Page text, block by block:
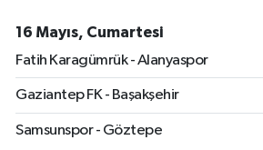
16 Mayıs, Cumartesi
Fatih Karagümrük - Alanyaspor
Gaziantep FK - Başakşehir
Samsunspor - Göztepe